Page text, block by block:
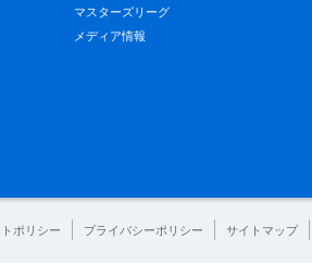
マスターズリーグ
メディア情報
ポリシー プライバシーポリシー サイトマップ